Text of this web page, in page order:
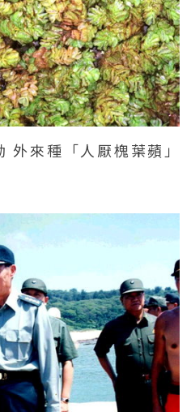
來種「人厭槐葉蘋」